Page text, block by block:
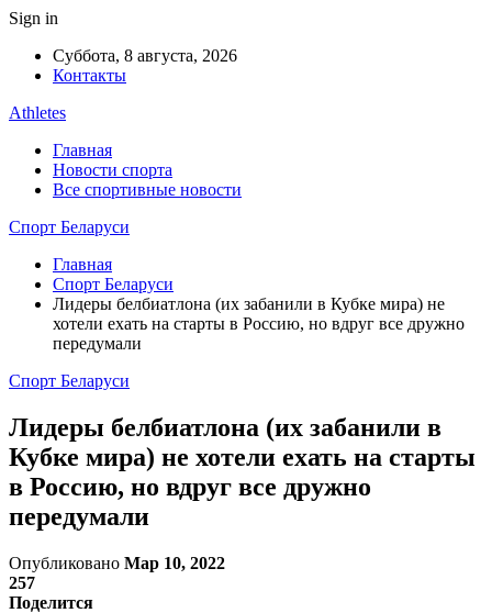
Sign in
Суббота, 8 августа, 2026
Контакты
Athletes
Главная
Новости спорта
Все спортивные новости
Спорт Беларуси
Главная
Спорт Беларуси
Лидеры белбиатлона (их забанили в Кубке мира) не
хотели ехать на старты в Россию, но вдруг все дружно
передумали
Спорт Беларуси
Лидеры белбиатлона (их забанили в
Кубке мира) не хотели ехать на старты
в Россию, но вдруг все дружно
передумали
Опубликовано Мар 10, 2022
257
Поделится